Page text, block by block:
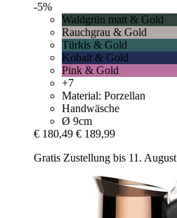
-5%
Waldgrün matt & Gold
Rauchgrau & Gold
Türkis & Gold
Kobalt & Gold
Pink & Gold
+7
Material: Porzellan
Handwäsche
Ø 9cm
€ 180,49 € 189,99
Gratis Zustellung bis 11. August